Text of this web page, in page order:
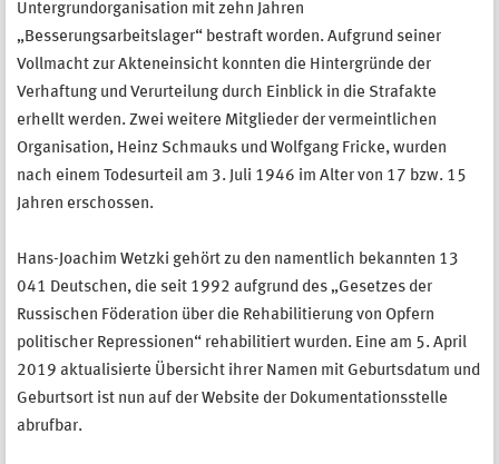
Untergrundorganisation mit zehn Jahren
„Besserungsarbeitslager“ bestraft worden. Aufgrund seiner
Vollmacht zur Akteneinsicht konnten die Hintergründe der
Verhaftung und Verurteilung durch Einblick in die Strafakte
erhellt werden. Zwei weitere Mitglieder der vermeintlichen
Organisation, Heinz Schmauks und Wolfgang Fricke, wurden
nach einem Todesurteil am 3. Juli 1946 im Alter von 17 bzw. 15
Jahren erschossen.
Hans-Joachim Wetzki gehört zu den namentlich bekannten 13
041 Deutschen, die seit 1992 aufgrund des „Gesetzes der
Russischen Föderation über die Rehabilitierung von Opfern
politischer Repressionen“ rehabilitiert wurden. Eine am 5. April
2019 aktualisierte Übersicht ihrer Namen mit Geburtsdatum und
Geburtsort ist nun auf der Website der Dokumentationsstelle
abrufbar.